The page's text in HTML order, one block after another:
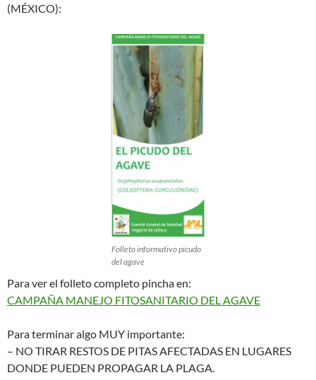
(MÉXICO):
Folleto informativo picudo
del agave
Para ver el folleto completo pincha en:
CAMPAÑA MANEJO FITOSANITARIO DEL AGAVE
Para terminar algo MUY importante:
– NO TIRAR RESTOS DE PITAS AFECTADAS EN LUGARES
DONDE PUEDEN PROPAGAR LA PLAGA.